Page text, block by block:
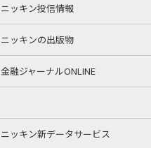
ニッキン投信情報
ニッキンの出版物
金融ジャーナルONLINE
ニッキン新データサービス